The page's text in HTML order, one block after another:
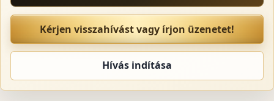
Kérjen visszahívást vagy írjon üzenetet!
Hívás indítása